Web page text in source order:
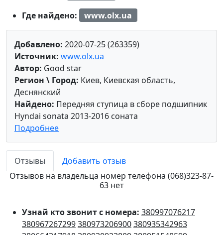
Где найдено:
www.olx.ua
Добавлено: 2020-07-25 (263359)
Источник: www.olx.ua
Автор: Good star
Регион \ Город: Киев, Киевская область,
Деснянский
Найдено: Передняя ступица в сборе подшипник
Hyndai sonata 2013-2016 соната
Подробнее
Отзывы
Добавить отзыв
Отзывов на владельца номер телефона (068)323-87-
63 нет
Узнай кто звонит с номера: 380997076217
380967267299380973206900380935342963